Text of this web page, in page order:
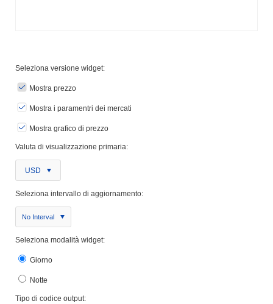
Seleziona versione widget:
Mostra prezzo
Mostra i paramentri dei mercati
Mostra grafico di prezzo
Valuta di visualizzazione primaria:
USD
Seleziona intervallo di aggiornamento:
No Interval
Seleziona modalità widget:
Giorno
Notte
Tipo di codice output: